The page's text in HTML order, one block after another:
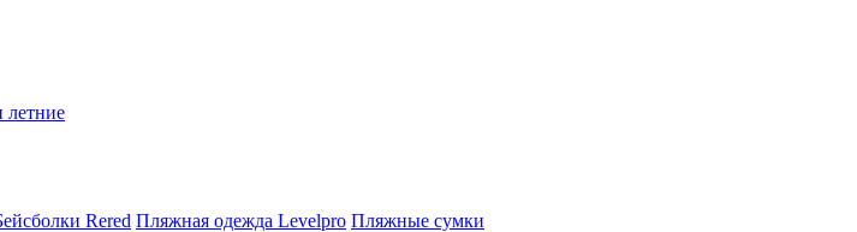
летние
Rered Пляжная одежда Levelpro Пляжные сумки